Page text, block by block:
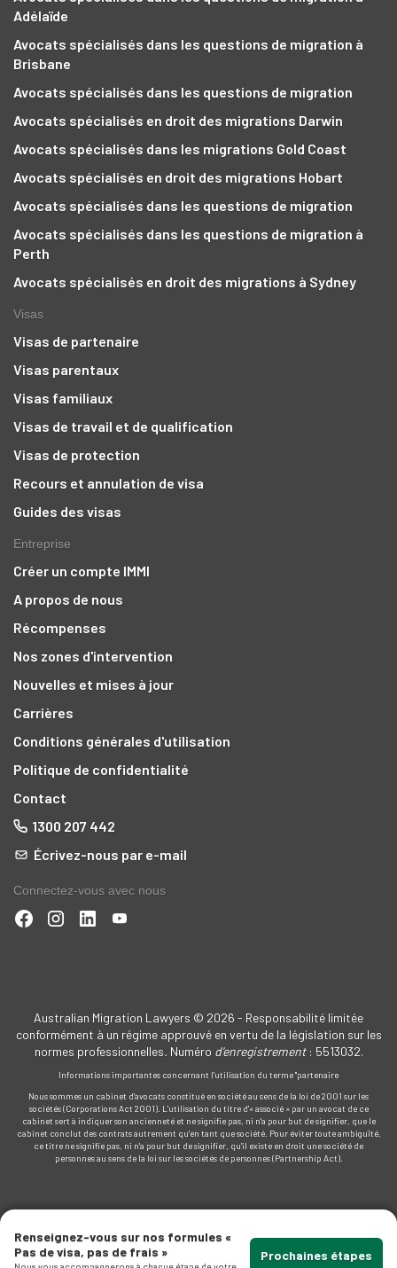
Adélaïde
Avocats spécialisés dans les questions de migration à
Brisbane
Avocats spécialisés dans les questions de migration
Avocats spécialisés en droit des migrations Darwin
Avocats spécialisés dans les migrations Gold Coast
Avocats spécialisés en droit des migrations Hobart
Avocats spécialisés dans les questions de migration
Avocats spécialisés dans les questions de migration à
Perth
Avocats spécialisés en droit des migrations à Sydney
Visas
Visas de partenaire
Visas parentaux
Visas familiaux
Visas de travail et de qualification
Visas de protection
Recours et annulation de visa
Guides des visas
Entreprise
Créer un compte IMMI
A propos de nous
Récompenses
Nos zones d'intervention
Nouvelles et mises à jour
Carrières
Conditions générales d'utilisation
Politique de confidentialité
Contact
1300 207 442
Écrivez-nous par e-mail
Connectez-vous avec nous
Australian Migration Lawyers © 2026 - Responsabilité limitée
conformément à un régime approuvé en vertu de la législation sur les
normes professionnelles. Numéro d'enregistrement : 5513032.
Informations importantes concernant l'utilisation du terme "partenaire
Nous sommes un cabinet d'avocats constitué en société au sens de la loi de 2001 sur les
sociétés (Corporations Act 2001). L'utilisation du titre d'« associé » par un avocat de ce
cabinet sert à indiquer son ancienneté et ne signifie pas, ni n'a pour but de signifier, que le
cabinet conclut des contrats autrement qu'en tant que société. Pour éviter toute ambiguïté,
ce titre ne signifie pas, ni n'a pour but de signifier, qu'il existe en droit une société de
personnes au sens de la loi sur les sociétés de personnes (Partnership Act).
Renseignez-vous sur nos formules «
Pas de visa, pas de frais »
Prochaines étapes